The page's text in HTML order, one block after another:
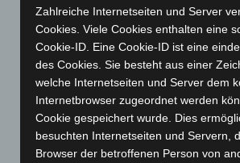
Mai 2024(149)
April 2024 (102)
März 2024 (103)
Februar 2024(103)
Januar 2024(111)
Dezember 2023
(130)
November 2023(130)
Zahlreiche Internetseiten und Server
Cookies. Viele Cookies enthalten eine
Cookie-ID. Eine Cookie-ID ist eine
des Cookies. Sie besteht aus einer
welche Internetseiten und Server dem
Internetbrowser zugeordnet werden
Cookie gespeichert wurde. Dies
besuchten Internetseiten und Servern,
Browser der betroffenen Person von